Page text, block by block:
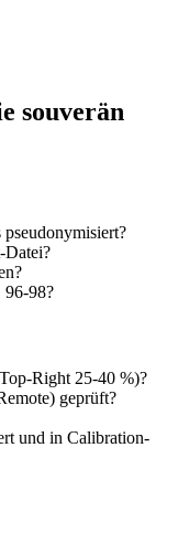
souverän
98?
Right 25-40 %)?
geprüft?
und in Calibration-